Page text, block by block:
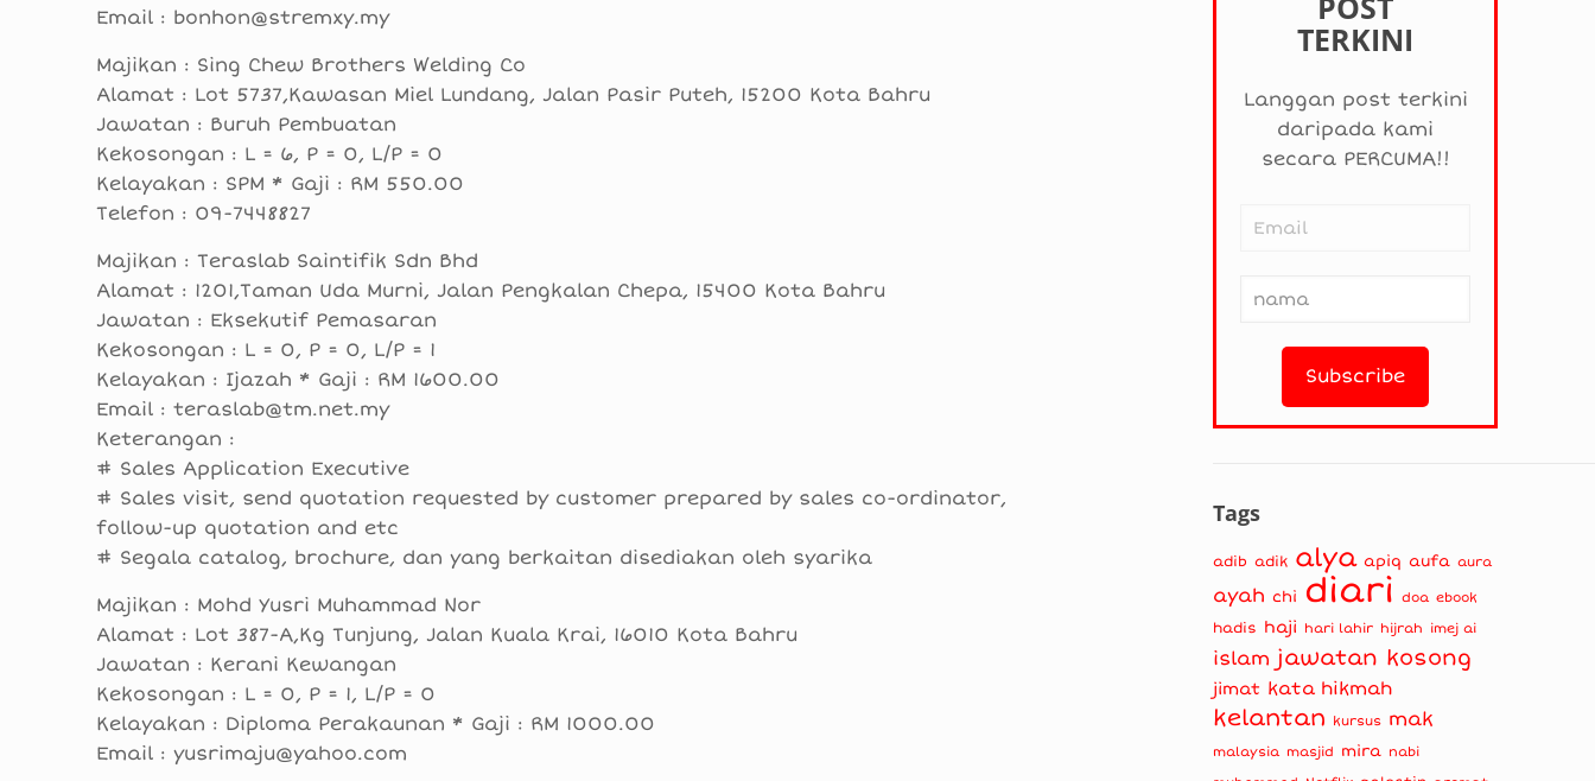
Email : bonhon@stremxy.my
Majikan : Sing Chew Brothers Welding Co
Alamat : Lot 5737,Kawasan Miel Lundang, Jalan Pasir Puteh, 15200 Kota Bahru
Jawatan : Buruh Pembuatan
Kekosongan : L = 6, P = 0, L/P = 0
Kelayakan : SPM * Gaji : RM 550.00
Telefon : 09-7448827
Majikan : Teraslab Saintifik Sdn Bhd
Alamat : 1201,Taman Uda Murni, Jalan Pengkalan Chepa, 15400 Kota Bahru
Jawatan : Eksekutif Pemasaran
Kekosongan : L = 0, P = 0, L/P = 1
Kelayakan : Ijazah * Gaji : RM 1600.00
Email : teraslab@tm.net.my
Keterangan :
# Sales Application Executive
# Sales visit, send quotation requested by customer prepared by sales co-ordinator,
follow-up quotation and etc
# Segala catalog, brochure, dan yang berkaitan disediakan oleh syarika
Majikan : Mohd Yusri Muhammad Nor
Alamat : Lot 387-A,Kg Tunjung, Jalan Kuala Krai, 16010 Kota Bahru
Jawatan : Kerani Kewangan
Kekosongan : L = 0, P = 1, L/P = 0
Kelayakan : Diploma Perakaunan * Gaji : RM 1000.00
Email : yusrimaju@yahoo.com
TERKINI
Langgan post terkini
daripada kami
secara PERCUMA!!
Tags
adib adik alya apiq aufa aura
ayah chi diari doa ebook
hadis haji hari lahir hijrah imej ai
islam jawatan kosong
jimat kata hikmah
kelantan kursus mak
malaysia masjid mira nabi